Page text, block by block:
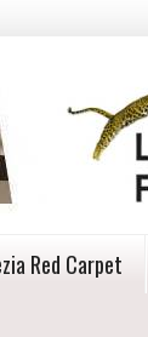
Red Carpet